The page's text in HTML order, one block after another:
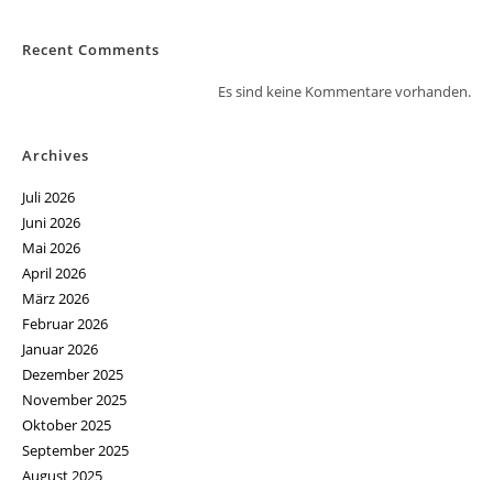
Recent Comments
Es sind keine Kommentare vorhanden.
Archives
Juli 2026
Juni 2026
Mai 2026
April 2026
März 2026
Februar 2026
Januar 2026
Dezember 2025
November 2025
Oktober 2025
September 2025